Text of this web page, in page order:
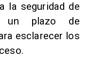
la seguridad de
un plazo de
esclarecer los